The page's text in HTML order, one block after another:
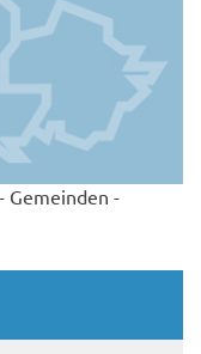
Gemeinden -